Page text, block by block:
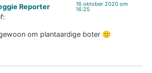
Reporter
16 oktober 2020 om
16:25
om plantaardige boter 🙂